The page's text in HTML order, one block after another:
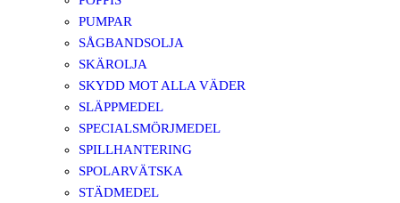
PUMPAR
SÅGBANDSOLJA
SKÄROLJA
SKYDD MOT ALLA VÄDER
SLÄPPMEDEL
SPECIALSMÖRJMEDEL
SPILLHANTERING
SPOLARVÄTSKA
STÄDMEDEL